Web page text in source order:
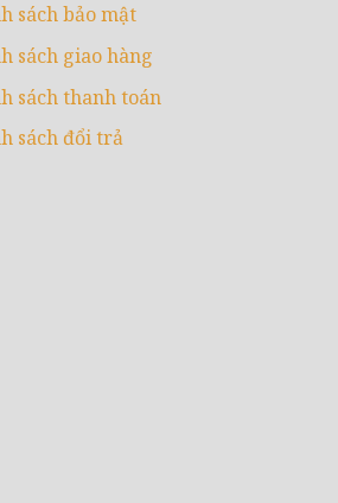
sách bảo mật
sách giao hàng
sách thanh toán
sách đổi trả